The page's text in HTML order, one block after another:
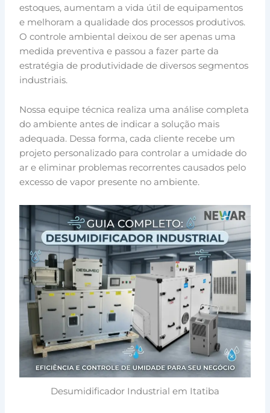
estoques, aumentam a vida útil de equipamentos
e melhoram a qualidade dos processos produtivos.
O controle ambiental deixou de ser apenas uma
medida preventiva e passou a fazer parte da
estratégia de produtividade de diversos segmentos
industriais.
Nossa equipe técnica realiza uma análise completa
do ambiente antes de indicar a solução mais
adequada. Dessa forma, cada cliente recebe um
projeto personalizado para controlar a umidade do
ar e eliminar problemas recorrentes causados pelo
excesso de vapor presente no ambiente.
Desumidificador Industrial em Itatiba